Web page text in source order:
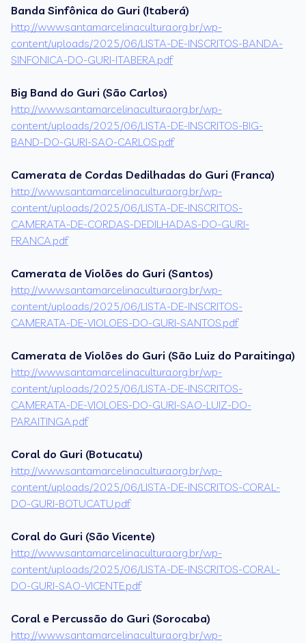
Banda Sinfônica do Guri (Itaberá)
http://www.santamarcelinacultura.org.br/wp-
content/uploads/2025/06/LISTA-DE-INSCRITOS-BANDA-
SINFONICA-DO-GURI-ITABERA.pdf
Big Band do Guri (São Carlos)
http://www.santamarcelinacultura.org.br/wp-
content/uploads/2025/06/LISTA-DE-INSCRITOS-BIG-
BAND-DO-GURI-SAO-CARLOS.pdf
Camerata de Cordas Dedilhadas do Guri (Franca)
http://www.santamarcelinacultura.org.br/wp-
content/uploads/2025/06/LISTA-DE-INSCRITOS-
CAMERATA-DE-CORDAS-DEDILHADAS-DO-GURI-
FRANCA.pdf
Camerata de Violões do Guri (Santos)
http://www.santamarcelinacultura.org.br/wp-
content/uploads/2025/06/LISTA-DE-INSCRITOS-
CAMERATA-DE-VIOLOES-DO-GURI-SANTOS.pdf
Camerata de Violões do Guri (São Luiz do Paraitinga)
http://www.santamarcelinacultura.org.br/wp-
content/uploads/2025/06/LISTA-DE-INSCRITOS-
CAMERATA-DE-VIOLOES-DO-GURI-SAO-LUIZ-DO-
PARAITINGA.pdf
Coral do Guri (Botucatu)
http://www.santamarcelinacultura.org.br/wp-
content/uploads/2025/06/LISTA-DE-INSCRITOS-CORAL-
DO-GURI-BOTUCATU.pdf
Coral do Guri (São Vicente)
http://www.santamarcelinacultura.org.br/wp-
content/uploads/2025/06/LISTA-DE-INSCRITOS-CORAL-
DO-GURI-SAO-VICENTE.pdf
Coral e Percussão do Guri (Sorocaba)
http://www.santamarcelinacultura.org.br/wp-